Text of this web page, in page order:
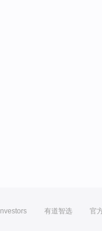
Investors 有道智选 官